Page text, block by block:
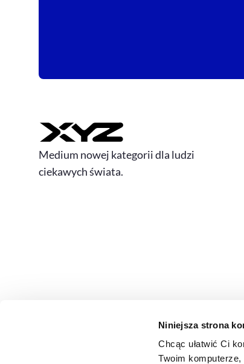
Niniejsza strona
Chcąc ułatwić Ci
Twoim
Medium nowej kategorii dla ludzi
ciekawych świata.
© 2026 XYZ. Wszystkie prawa zastrzeżone